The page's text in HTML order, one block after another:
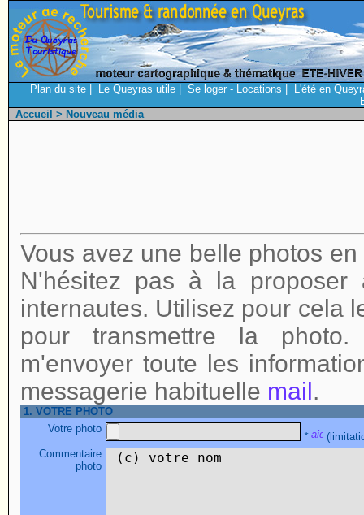
Plan du site Le Queyras utile Se loger - Locations
L'été en
Accueil > Nouveau média
Vous avez une belle photos
N'hésitez pas à la proposer
internautes. Utilisez pour cela
pour transmettre la
m'envoyer toute les
messagerie habituelle mail.
1. VOTRE PHOTO
Votre photo
*
Commentaire
photo